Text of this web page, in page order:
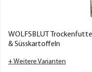
WOLFSBLUT
& Süsskartoffeln
+ Weitere Varianten